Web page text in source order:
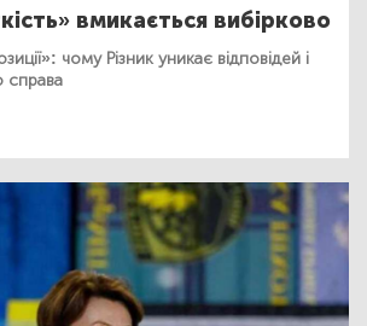
вмикається вибірково
чому Різник уникає відповідей і
справа